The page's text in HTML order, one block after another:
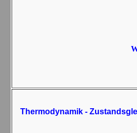
Thermodynamik - Z